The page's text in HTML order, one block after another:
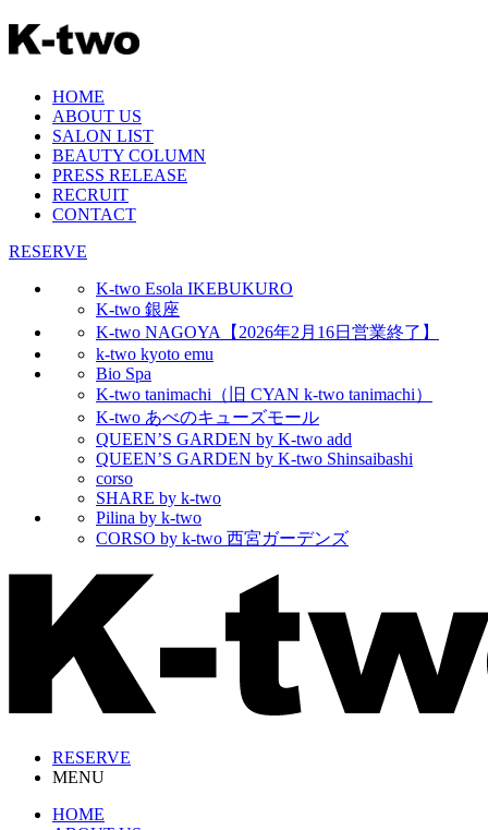
HOME
ABOUT US
SALON LIST
BEAUTY COLUMN
PRESS RELEASE
RECRUIT
CONTACT
RESERVE
K-two Esola IKEBUKURO
K-two 銀座
K-two NAGOYA【2026年2月16日営業終了】
k-two kyoto emu
Bio Spa
K-two tanimachi（旧 CYAN k-two tanimachi）
K-two あべのキューズモール
QUEEN’S GARDEN by K-two add
QUEEN’S GARDEN by K-two Shinsaibashi
corso
SHARE by k-two
Pilina by k-two
CORSO by k-two 西宮ガーデンズ
RESERVE
MENU
HOME